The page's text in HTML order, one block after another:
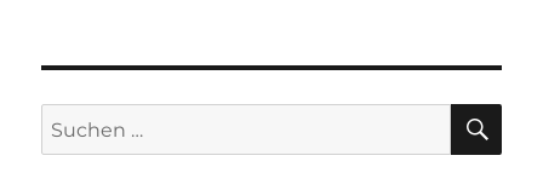
Suchen
nach: